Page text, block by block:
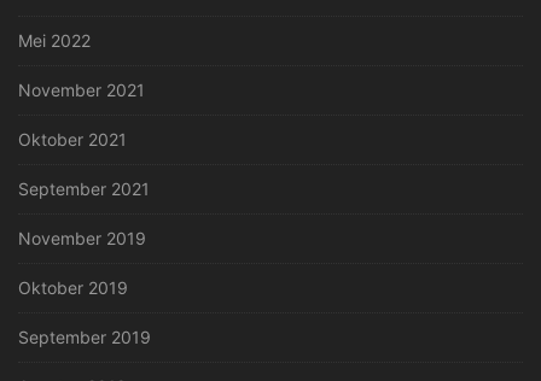
Mei 2022
November 2021
Oktober 2021
September 2021
November 2019
Oktober 2019
September 2019